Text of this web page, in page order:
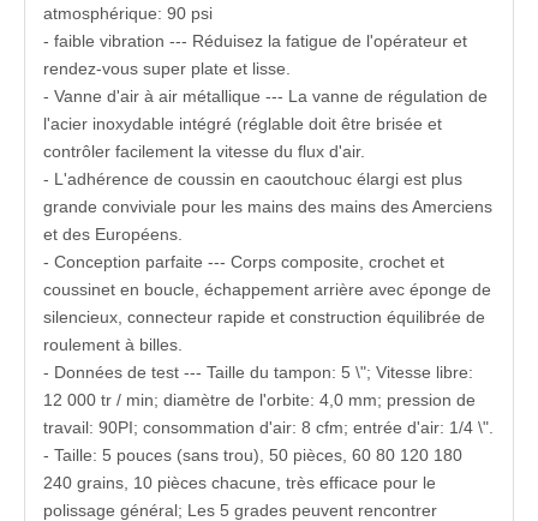
atmosphérique: 90 psi
- faible vibration --- Réduisez la fatigue de l'opérateur et
rendez-vous super plate et lisse.
- Vanne d'air à air métallique --- La vanne de régulation de
l'acier inoxydable intégré (réglable doit être brisée et
contrôler facilement la vitesse du flux d'air.
- L'adhérence de coussin en caoutchouc élargi est plus
grande conviviale pour les mains des mains des Amerciens
et des Européens.
- Conception parfaite --- Corps composite, crochet et
coussinet en boucle, échappement arrière avec éponge de
silencieux, connecteur rapide et construction équilibrée de
roulement à billes.
- Données de test --- Taille du tampon: 5 \"; Vitesse libre:
12 000 tr / min; diamètre de l'orbite: 4,0 mm; pression de
travail: 90PI; consommation d'air: 8 cfm; entrée d'air: 1/4 \".
- Taille: 5 pouces (sans trou), 50 pièces, 60 80 120 180
240 grains, 10 pièces chacune, très efficace pour le
polissage général; Les 5 grades peuvent rencontrer